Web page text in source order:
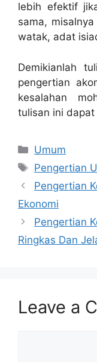
lebih efektif
sama,
watak, adat
Demikianlah
pengertian
kesalahan
tulisan ini
Categories
Umum
Tags
Pengertian
Pengertian
Ekonomi
Pengertian
Ringkas Dan
Leave a